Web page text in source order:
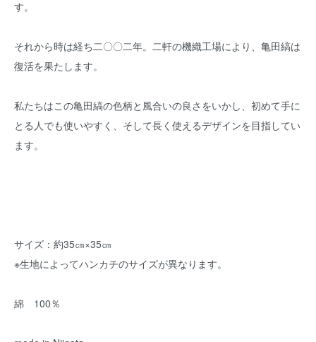
す。
それから時は経ち二〇〇二年。二軒の機織工場により、亀田縞は
復活を果たします。
私たちはこの亀田縞の色柄と風合いの良さをいかし、初めて手に
とる人でも使いやすく、そして長く使えるデザインを目指してい
ます。
サイズ：約35㎝×35㎝
※生地によってハンカチのサイズが異なります。
綿 100％